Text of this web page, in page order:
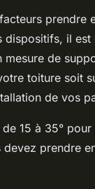
prendre
dispositifs, il
de
toiture soit
de vos
15 à 35°
prendre